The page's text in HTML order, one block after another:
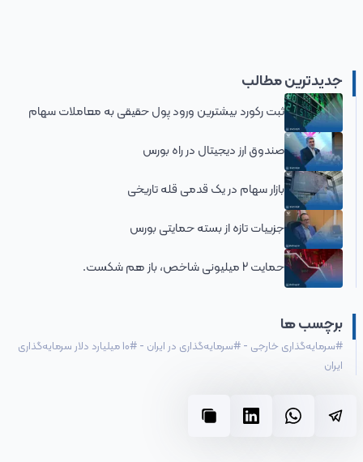
جدیدترین مطالب
ثبت رکورد بیشترین ورود پول حقیقی به معاملات سهام
صندوق ارز دیجیتال در راه بورس
بازار سهام در یک قدمی قله تاریخی
جزییات تازه از بسته حمایتی بورس
حمایت 2 میلیونی شاخص، باز هم شکست.
برچسب ها
#سرمایه‌گذاری خارجی -
#سرمایه‌گذاری در ایران -
# 10 میلیارد دلار سرمایه‌گذاری
ایران